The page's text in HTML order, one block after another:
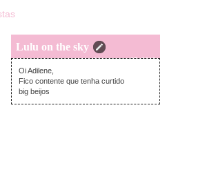
Lulu on the sky
sexta-feira, março 25, 2016
Oi Adilene,
Fico contente que tenha curtido
big beijos